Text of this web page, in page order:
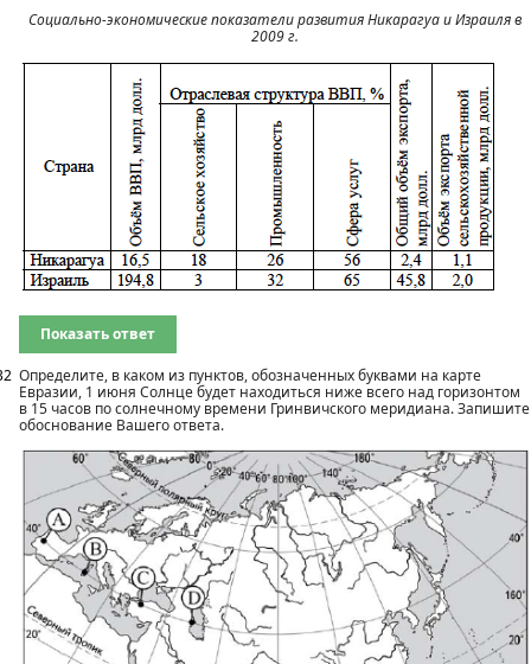
Социально-экономические показатели развития Никарагуа и Израиля в
2009 г.
Показать ответ
Определите, в каком из пунктов, обозначенных буквами на карте
Евразии, 1 июня Солнце будет находиться ниже всего над горизонтом
в 15 часов по солнечному времени Гринвичского меридиана. Запишите
обоснование Вашего ответа.